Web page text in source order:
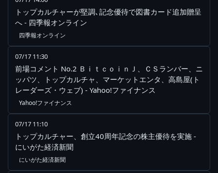
トップカルチャーが堅調､記念優待で図書カード追加贈呈
へ - 四季報オンライン
四季報オンライン
07/17 11:30
前場コメント No.2 ＢｉｔｃｏｉｎＪ、ＣＳランバー、ニ
ッパツ、トップカルチャ、マーケットエンタ、高島屋(ト
レーダーズ・ウェブ) - Yahoo!ファイナンス
Yahoo!ファイナンス
07/17 11:10
トップカルチャー、創立40周年記念の株主優待を実施 -
にいがた経済新聞
にいがた経済新聞